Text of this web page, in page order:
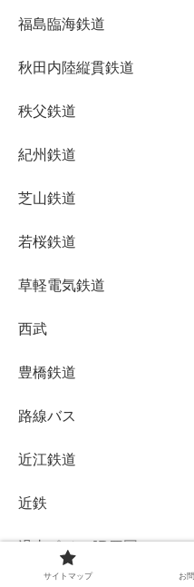
福島臨海鉄道
秋田内陸縦貫鉄道
秩父鉄道
紀州鉄道
芝山鉄道
若桜鉄道
草軽電気鉄道
西武
豊橋鉄道
路線バス
近江鉄道
近鉄
過去ポジ・JR四国
サイトマップ お